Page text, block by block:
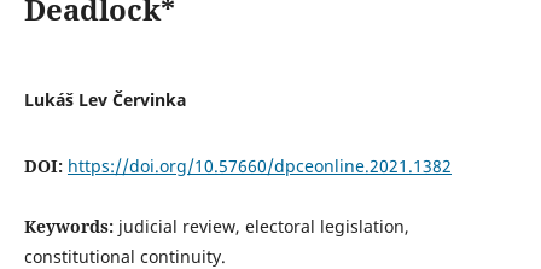
Deadlock*
Lukáš Lev Červinka
DOI: https://doi.org/10.57660/dpceonline.2021.1382
Keywords: judicial review, electoral legislation,
constitutional continuity.